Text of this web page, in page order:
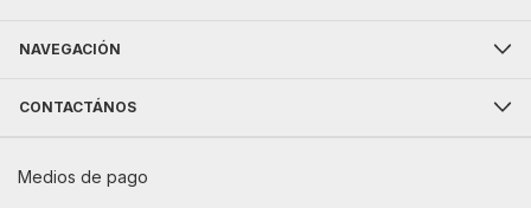
NAVEGACIÓN
CONTACTÁNOS
Medios de pago